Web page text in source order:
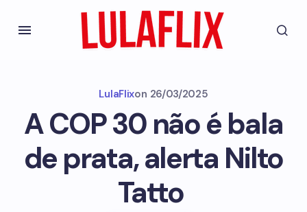
LulaFlixon 26/03/2025
A COP 30 não é bala
de prata, alerta Nilto
Tatto